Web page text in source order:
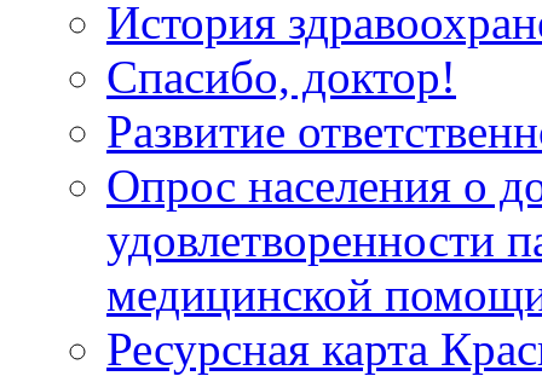
История
Спасибо, доктор!
Развитие
Опрос населения о
удовлетворенности
медицинской
Ресурсная карта